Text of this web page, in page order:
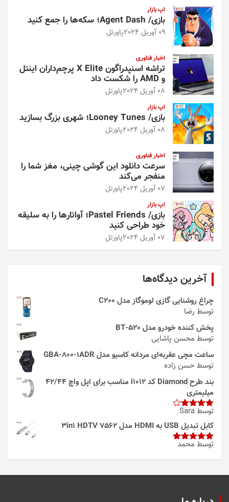
اپ بازار
بازی/ Agent Dash؛ سکه‌ها را جمع کنید
09 آوریل 2024 پاورتل
اخبار فناوری
تراشه اسنپدراگون X Elite پرچم‌داران اینتل
و AMD را شکست داد
08 آوریل 2024 پاورتل
اپ بازار
بازی/ Looney Tunes؛ شهری بزرگ بسازید
08 آوریل 2024 پاورتل
اخبار فناوری
سرعت دانلود این گوشی چینی، مغز شما را
منفجر می‌کند
07 آوریل 2024 پاورتل
اپ بازار
بازی/ Pastel Friends؛ آواتارها را به سلیقه
خود طراحی کنید
07 آوریل 2024 پاورتل
آخرین دیدگاه‌ها
چراغ روشنایی گازی لوموگاز مدل C200
توسط رضا
پخش کننده خودرو مدل 520-BT
توسط محسن پاشایی
ساعت مچی عقربه‌ای مردانه کاسیو مدل GBA-800-1ADR
توسط حسن زاده
بند طرح Diamond کد i1012 مناسب برای اپل واچ 42/44
میلیمتری
امتیاز4
از 5
توسط Sara
کابل تبدیل USB به HDMI مدل 3in1 HDTV 7562
امتیاز5از
توسط محمد